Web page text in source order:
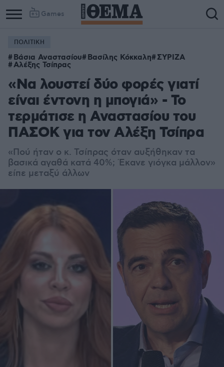
Games
ΠΟΛΙΤΙΚΗ
Βάσια Αναστασίου Βασίλης Κόκκαλη ΣΥΡΙΖΑ
Αλέξης Τσίπρας
«Να λουστεί δύο φορές γιατί
είναι έντονη η μπογιά» - Το
τερμάτισε η Αναστασίου του
ΠΑΣΟΚ για τον Αλέξη Τσίπρα
«Πού ήταν ο κ. Τσίπρας όταν αυξήθηκαν τα
βασικά αγαθά κατά 40%; Έκανε γιόγκα μάλλον»
είπε μεταξύ άλλων